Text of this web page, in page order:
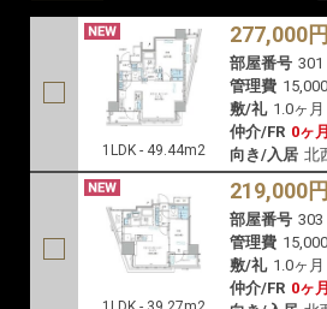
1LDK - 49.44m2
277,000円
部屋番号 301
管理費
敷/礼 1.0ヶ月
仲介/FR 0ヶ月
向き/入居 北
219,000円
部屋番号 303
管理費
敷/礼 1.0ヶ月
仲介/FR 0ヶ月